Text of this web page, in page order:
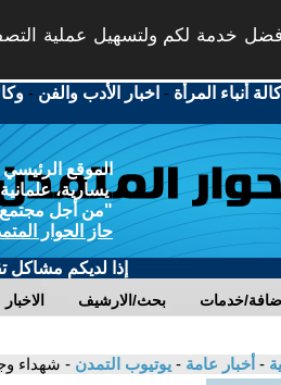
خدمة لكم ولتسهيل عملية
أنباء المرأة - اخبار الأدب والفن -
الموقع
يسارية،
"من أجل مجتمع
حاز الحوار
إذا لديكم مشاكل
الاخبار بحث/الارشيف اضافة/خدمات
- أخبار عامة - يوتيوب التمدن - شهداء